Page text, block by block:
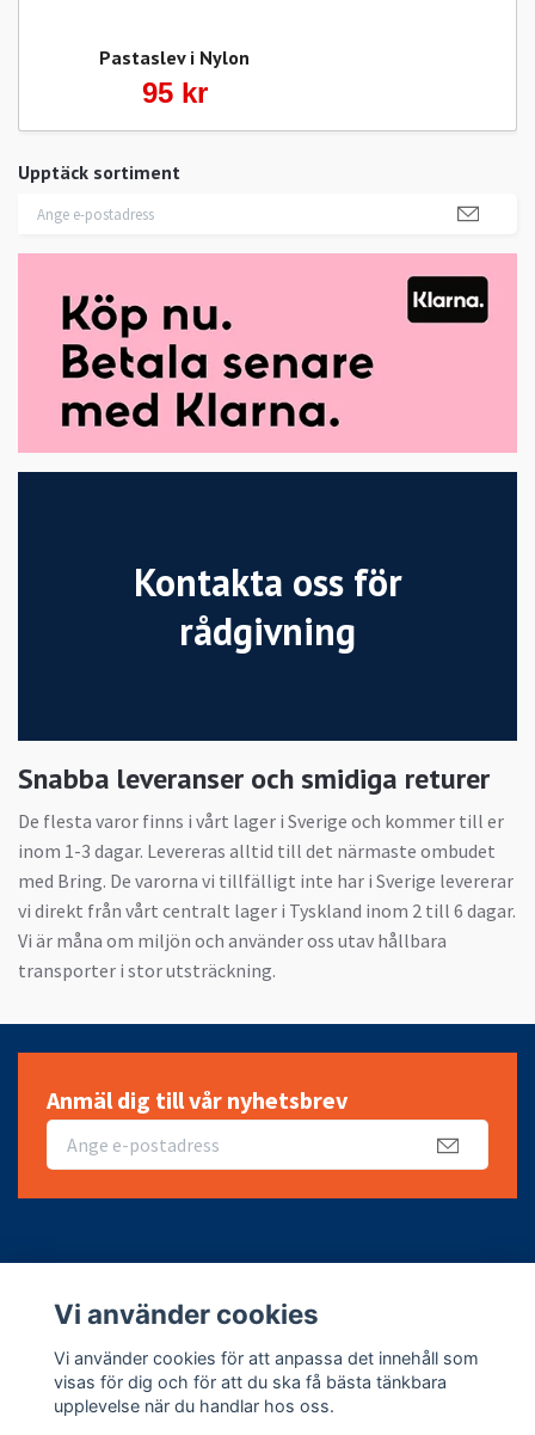
Upptäck sortiment
Kontakta oss för
rådgivning
Snabba leveranser och smidiga returer
De flesta varor finns i vårt lager i Sverige och kommer till er
inom 1-3 dagar. Levereras alltid till det närmaste ombudet
med Bring. De varorna vi tillfälligt inte har i Sverige levererar
vi direkt från vårt centralt lager i Tyskland inom 2 till 6 dagar.
Vi är måna om miljön och använder oss utav hållbara
transporter i stor utsträckning.
Pastaslev i Nylon
95 kr
Anmäl dig till vår nyhetsbrev
Sociala medier
Vi använder cookies
Vi använder cookies för att anpassa det innehåll som
visas för dig och för att du ska få bästa tänkbara
upplevelse när du handlar hos oss.